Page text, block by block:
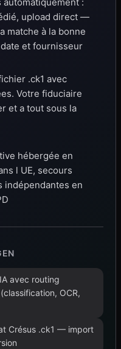
:
upload direct —
matche à la bonne
et fournisseur
.ck1 avec
Votre fiduciaire
et a tout sous la
hébergée en
l UE, secours
indépendantes en
avec routing
OCR,
Crésus .ck1 — import